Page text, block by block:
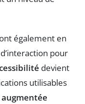
également en
pour
devient
utilisables